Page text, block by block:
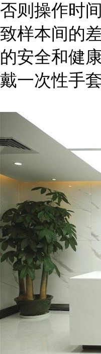
否则操作时
致样本间的
的安全和健
戴一次性手套